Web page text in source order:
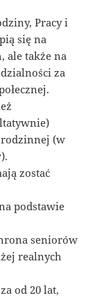
Pracy i
się na
ale także na
za
rodzinnej (w
zostać
podstawie
seniorów
realnych
od 20 lat,